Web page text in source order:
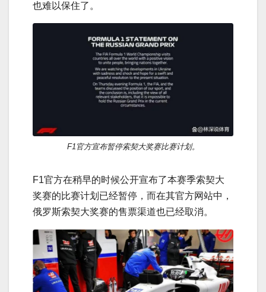
也难以保住了。
F1官方宣布暂停索契大奖赛比赛计划。
F1官方在稍早的时候公开宣布了本赛季索契大
奖赛的比赛计划已经暂停，而在其官方网站中，
俄罗斯索契大奖赛的售票渠道也已经取消。